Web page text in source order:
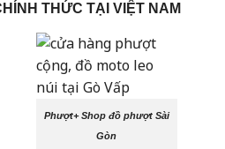
THỨC TẠI VIỆT NAM
Phượt+ Shop đồ phượt Sài
Gòn